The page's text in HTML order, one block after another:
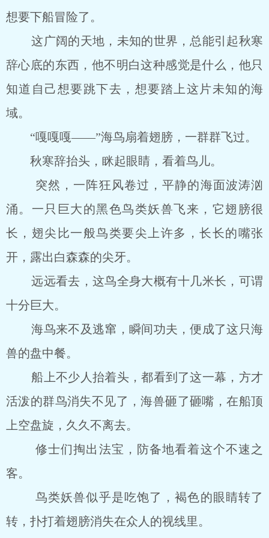
想要下船冒险了。
这广阔的天地，未知的世界，总能引起秋寒
辞心底的东西，他不明白这种感觉是什么，他只
知道自己想要跳下去，想要踏上这片未知的海
域。
“嘎嘎嘎――”海鸟扇着翅膀，一群群飞过。
秋寒辞抬头，眯起眼睛，看着鸟儿。
突然，一阵狂风卷过，平静的海面波涛汹
涌。一只巨大的黑色鸟类妖兽飞来，它翅膀很
长，翅尖比一般鸟类要尖上许多，长长的嘴张
开，露出白森森的尖牙。
远远看去，这鸟全身大概有十几米长，可谓
十分巨大。
海鸟来不及逃窜，瞬间功夫，便成了这只海
兽的盘中餐。
船上不少人抬着头，都看到了这一幕，方才
活泼的群鸟消失不见了，海兽砸了砸嘴，在船顶
上空盘旋，久久不离去。
修士们掏出法宝，防备地看着这个不速之
客。
鸟类妖兽似乎是吃饱了，褐色的眼睛转了
转，扑打着翅膀消失在众人的视线里。